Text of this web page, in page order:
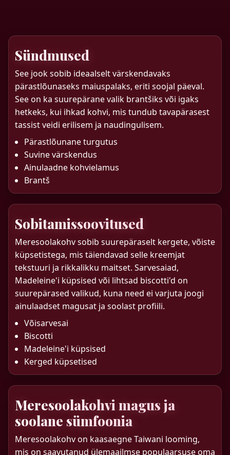
Sündmused
See jook sobib ideaalselt värskendavaks
pärastlõunaseks maiuspalaks, eriti soojal päeval.
See on ka suurepärane valik brantšiks või igaks
hetkeks, kui ihkad kohvi, mis tundub tavapärasest
tassist veidi erilisem ja naudingulisem.
Pärastlõunane turgutus
Suvine värskendus
Ainulaadne kohvielamus
Brantš
Sobitamissoovitused
Meresoolakohv sobib suurepäraselt kergete, võiste
küpsetistega, mis täiendavad selle kreemjat
tekstuuri ja rikkalikku maitset. Sarvesaiad,
Madeleine'i küpsised või lihtsad biscotti'd on
suurepärased valikud, kuna need ei varjuta joogi
ainulaadset magusat ja soolast profiili.
Võisarvesai
Biscotti
Madeleine'i küpsised
Kerged küpsetised
Meresoolakohvi magus ja
soolane sümfoonia
Meresoolakohv on kaasaegne Taiwani looming,
mis on saavutanud ülemaailmse populaarsuse oma